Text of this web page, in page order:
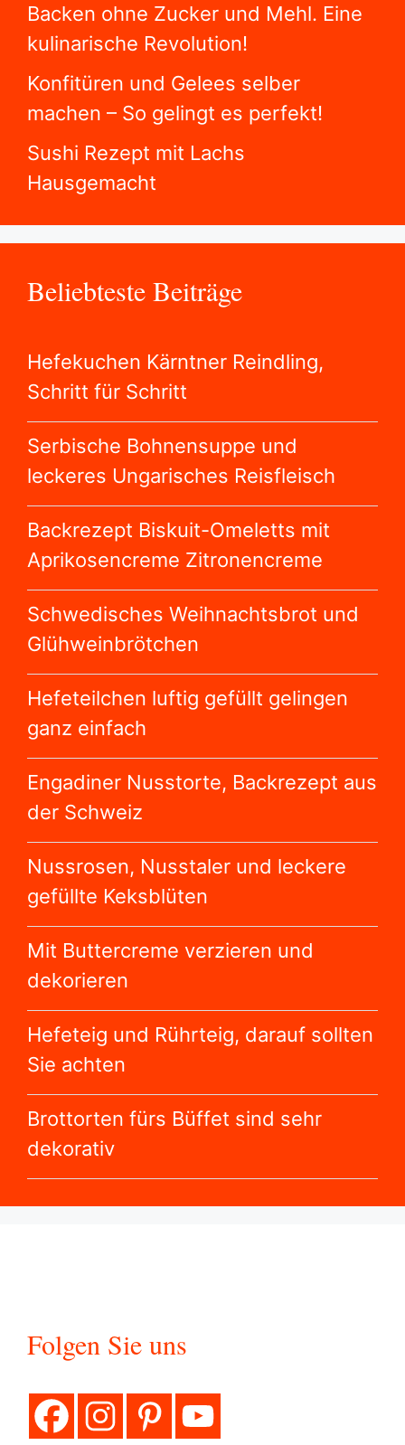
Backen ohne Zucker und Mehl. Eine
kulinarische Revolution!
Konfitüren und Gelees selber
machen – So gelingt es perfekt!
Sushi Rezept mit Lachs
Hausgemacht
Beliebteste Beiträge
Hefekuchen Kärntner Reindling,
Schritt für Schritt
Serbische Bohnensuppe und
leckeres Ungarisches Reisfleisch
Backrezept Biskuit-Omeletts mit
Aprikosencreme Zitronencreme
Schwedisches Weihnachtsbrot und
Glühweinbrötchen
Hefeteilchen luftig gefüllt gelingen
ganz einfach
Engadiner Nusstorte, Backrezept aus
der Schweiz
Nussrosen, Nusstaler und leckere
gefüllte Keksblüten
Mit Buttercreme verzieren und
dekorieren
Hefeteig und Rührteig, darauf sollten
Sie achten
Brottorten fürs Büffet sind sehr
dekorativ
Folgen Sie uns